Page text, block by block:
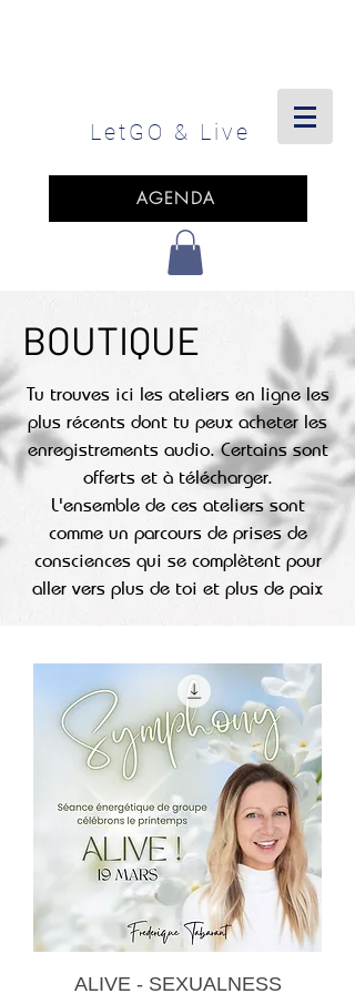
LetGO & Live
AGENDA
BOUTIQUE
Tu trouves ici les ateliers en ligne les
plus récents dont tu peux acheter les
enregistrements audio. Certains sont
offerts et à télécharger.
L'ensemble de ces ateliers sont
comme un parcours de prises de
consciences qui se complètent pour
aller vers plus de toi et plus de paix
ALIVE - SEXUALNESS